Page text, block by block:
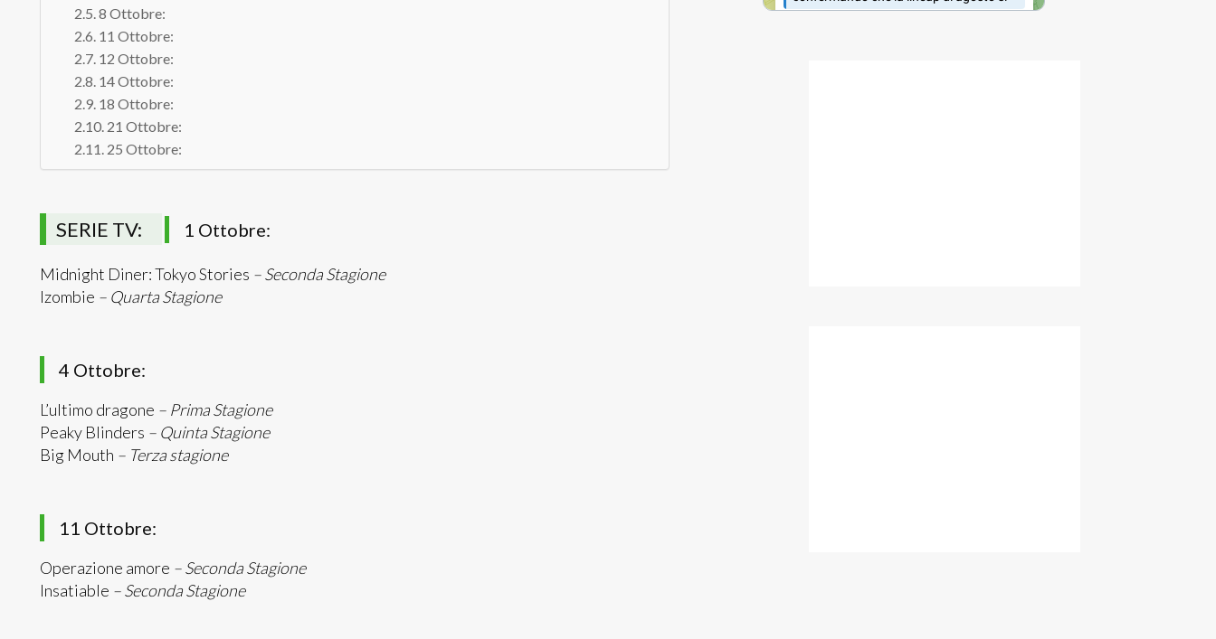
8 Ottobre:
11 Ottobre:
12 Ottobre:
14 Ottobre:
18 Ottobre:
21 Ottobre:
25 Ottobre:
SERIE TV: 1 Ottobre:
Midnight Diner: Tokyo Stories – Seconda Stagione
Izombie – Quarta Stagione
4 Ottobre:
L’ultimo dragone – Prima Stagione
Peaky Blinders – Quinta Stagione
Big Mouth – Terza stagione
11 Ottobre:
Operazione amore – Seconda Stagione
Insatiable – Seconda Stagione